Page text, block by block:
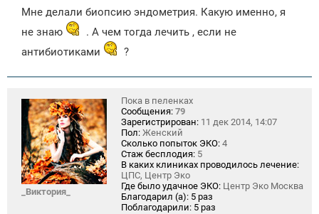
Мне делали биопсию эндометрия. Какую именно, я
не знаю
. А чем тогда лечить , если не
антибиотиками
?
_Виктория_
Пока в пеленках
Сообщения: 79
Зарегистрирован: 11 дек 2014, 14:07
Пол: Женский
Сколько попыток ЭКО: 4
Стаж бесплодия: 5
В каких клиниках проводилось лечение:
ЦПС, Центр Эко
Где было удачное ЭКО: Центр Эко Москва
Благодарил (а): 5 раз
Поблагодарили: 5 раз